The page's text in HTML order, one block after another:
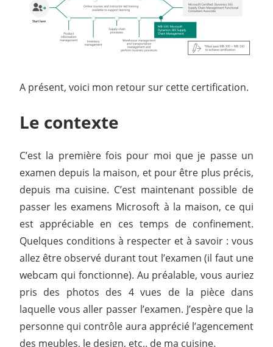
A présent, voici mon retour sur cette certification.
Le contexte
C’est la première fois pour moi que je passe un
examen depuis la maison, et pour être plus précis,
depuis ma cuisine. C’est maintenant possible de
passer les examens Microsoft à la maison, ce qui
est appréciable en ces temps de confinement.
Quelques conditions à respecter et à savoir : vous
allez être observé durant tout l’examen (il faut une
webcam qui fonctionne). Au préalable, vous auriez
pris des photos des 4 vues de la pièce dans
laquelle vous aller passer l’examen. J’espère que la
personne qui contrôle aura apprécié l’agencement
des meubles, le design, etc.. de ma cuisine.